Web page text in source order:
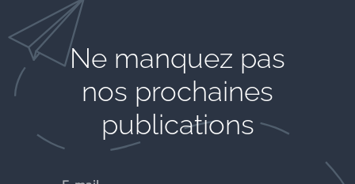
Ne manquez pas
nos prochaines
publications